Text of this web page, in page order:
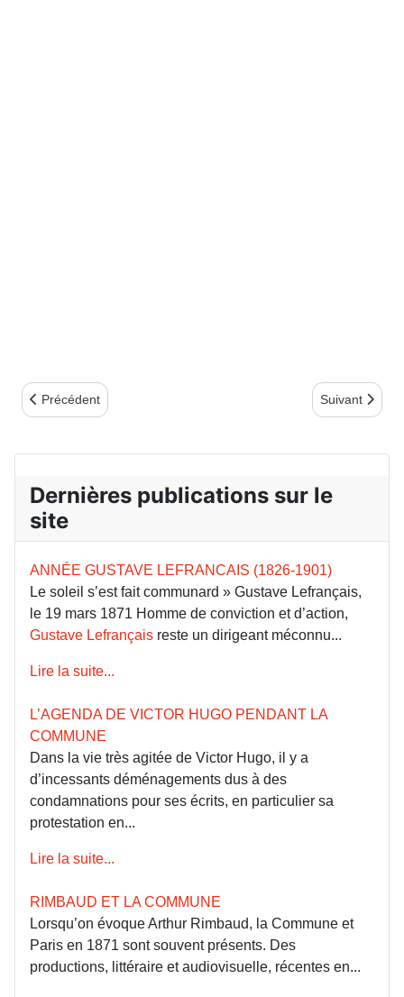
Article précédent : Une Louise Michel chahutée
Précédent Article suivant
Suivant
Dernières publications sur le
site
ANNÉE GUSTAVE LEFRANCAIS (1826-1901)
Le soleil s’est fait communard » Gustave Lefrançais,
le 19 mars 1871 Homme de conviction et d’action,
Gustave Lefrançais reste un dirigeant méconnu...
Lire la suite...
L’AGENDA DE VICTOR HUGO PENDANT LA
COMMUNE
Dans la vie très agitée de Victor Hugo, il y a
d’incessants déménagements dus à des
condamnations pour ses écrits, en particulier sa
protestation en...
Lire la suite...
RIMBAUD ET LA COMMUNE
Lorsqu’on évoque Arthur Rimbaud, la Commune et
Paris en 1871 sont souvent présents. Des
productions, littéraire et audiovisuelle, récentes en...